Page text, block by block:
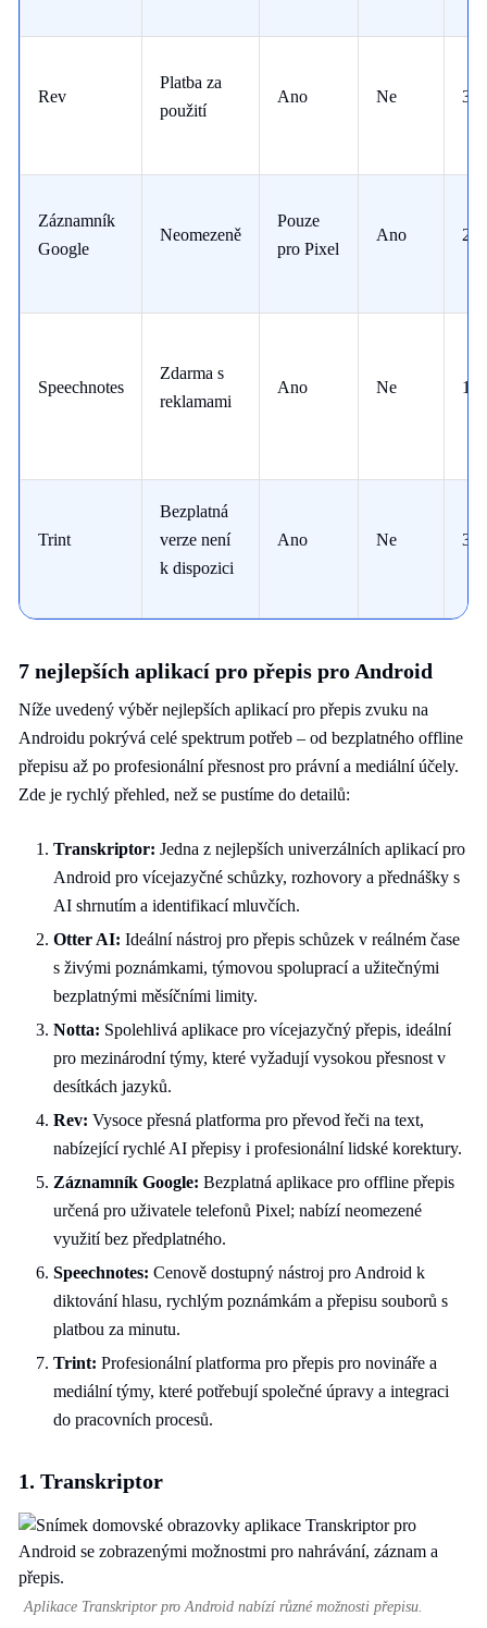
Rev
Platba za
použití
Ano Ne
Záznamník
Google
Neomezeně
Pouze
pro Pixel
Ano
Speechnotes
Zdarma s
reklamami
Ano Ne
Trint
Bezplatná
verze není
k dispozici
Ano Ne
7 nejlepších aplikací pro přepis pro Android
Níže uvedený výběr nejlepších aplikací pro přepis zvuku na
Androidu pokrývá celé spektrum potřeb – od bezplatného offline
přepisu až po profesionální přesnost pro právní a mediální účely.
Zde je rychlý přehled, než se pustíme do detailů:
Transkriptor: Jedna z nejlepších univerzálních aplikací pro
Android pro vícejazyčné schůzky, rozhovory a přednášky s
AI shrnutím a identifikací mluvčích.
Otter AI: Ideální nástroj pro přepis schůzek v reálném čase
s živými poznámkami, týmovou spoluprací a užitečnými
bezplatnými měsíčními limity.
Notta: Spolehlivá aplikace pro vícejazyčný přepis, ideální
pro mezinárodní týmy, které vyžadují vysokou přesnost v
desítkách jazyků.
Rev: Vysoce přesná platforma pro převod řeči na text,
nabízející rychlé AI přepisy i profesionální lidské korektury.
Záznamník Google: Bezplatná aplikace pro offline přepis
určená pro uživatele telefonů Pixel; nabízí neomezené
využití bez předplatného.
Speechnotes: Cenově dostupný nástroj pro Android k
diktování hlasu, rychlým poznámkám a přepisu souborů s
platbou za minutu.
Trint: Profesionální platforma pro přepis pro novináře a
mediální týmy, které potřebují společné úpravy a integraci
do pracovních procesů.
1. Transkriptor
Aplikace Transkriptor pro Android nabízí různé možnosti přepisu.